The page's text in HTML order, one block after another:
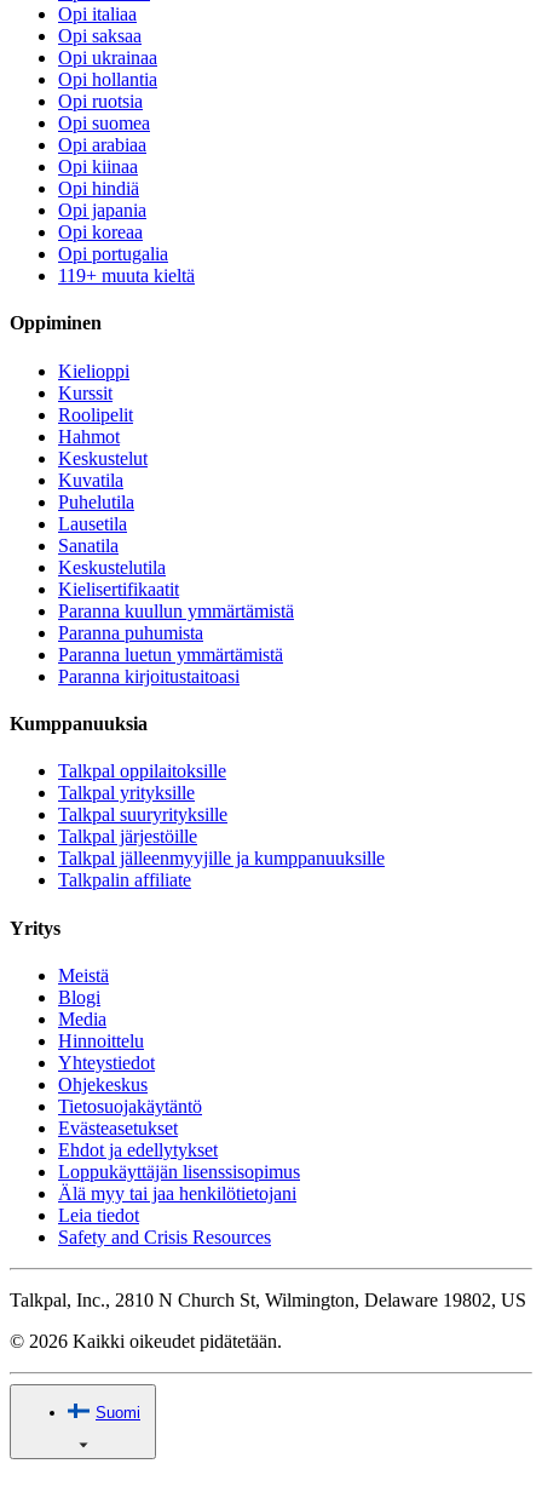
Opi italiaa
Opi saksaa
Opi ukrainaa
Opi hollantia
Opi ruotsia
Opi suomea
Opi arabiaa
Opi kiinaa
Opi hindiä
Opi japania
Opi koreaa
Opi portugalia
119+ muuta kieltä
Oppiminen
Kielioppi
Kurssit
Roolipelit
Hahmot
Keskustelut
Kuvatila
Puhelutila
Lausetila
Sanatila
Keskustelutila
Kielisertifikaatit
Paranna kuullun ymmärtämistä
Paranna puhumista
Paranna luetun ymmärtämistä
Paranna kirjoitustaitoasi
Kumppanuuksia
Talkpal oppilaitoksille
Talkpal yrityksille
Talkpal suuryrityksille
Talkpal järjestöille
Talkpal jälleenmyyjille ja kumppanuuksille
Talkpalin affiliate
Yritys
Meistä
Blogi
Media
Hinnoittelu
Yhteystiedot
Ohjekeskus
Tietosuojakäytäntö
Evästeasetukset
Ehdot ja edellytykset
Loppukäyttäjän lisenssisopimus
Älä myy tai jaa henkilötietojani
Leia tiedot
Safety and Crisis Resources
Talkpal, Inc., 2810 N Church St, Wilmington, Delaware 19802, US
© 2026 Kaikki oikeudet pidätetään.
Suomi